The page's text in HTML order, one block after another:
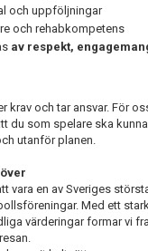
och uppföljningar
och rehabkompetens
av respekt,
krav och tar ansvar. För
du som spelare ska
utanför planen.
vara en av Sveriges
Med ett
värderingar formar vi